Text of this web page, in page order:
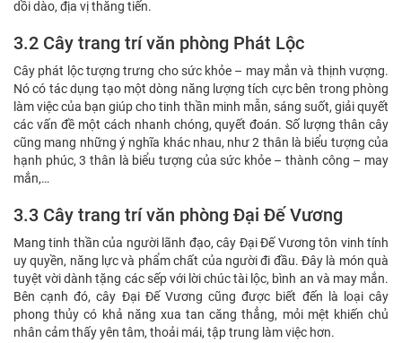
dồi dào, địa vị thăng tiến.
3.2 Cây trang trí văn phòng Phát Lộc
Cây phát lộc tượng trưng cho sức khỏe – may mắn và thịnh vượng.
Nó có tác dụng tạo một dòng năng lượng tích cực bên trong phòng
làm việc của bạn giúp cho tinh thần minh mẫn, sáng suốt, giải quyết
các vấn đề một cách nhanh chóng, quyết đoán. Số lượng thân cây
cũng mang những ý nghĩa khác nhau, như 2 thân là biểu tượng của
hạnh phúc, 3 thân là biểu tượng của sức khỏe – thành công – may
mắn,…
3.3 Cây trang trí văn phòng Đại Đế Vương
Mang tinh thần của người lãnh đạo, cây Đại Đế Vương tôn vinh tính
uy quyền, năng lực và phẩm chất của người đi đầu. Đây là món quà
tuyệt vời dành tặng các sếp với lời chúc tài lộc, bình an và may mắn.
Bên cạnh đó, cây Đại Đế Vương cũng được biết đến là loại cây
phong thủy có khả năng xua tan căng thẳng, mỏi mệt khiến chủ
nhân cảm thấy yên tâm, thoải mái, tập trung làm việc hơn.